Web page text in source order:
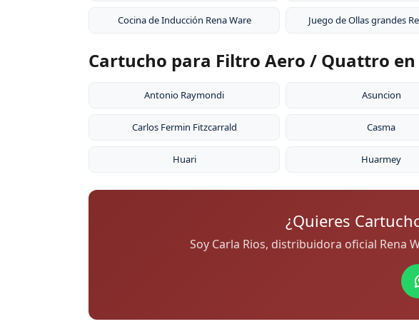
Cocina de Inducción Rena Ware Juego de Ollas grandes
Cartucho para Filtro Aero / Quattro
Antonio Raymondi Asuncion
Carlos Fermin Fitzcarrald Casma
Huari Huarmey
¿Quieres
Soy Carla Rios, distribuidora oficial Rena